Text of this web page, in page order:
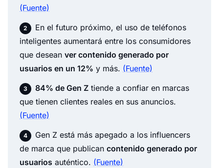
(Fuente)
En el futuro próximo, el uso de teléfonos
inteligentes aumentará entre los consumidores
que desean ver contenido generado por
usuarios en un 12% y más. (Fuente)
84% de Gen Z tiende a confiar en marcas
que tienen clientes reales en sus anuncios.
(Fuente)
Gen Z está más apegado a los influencers
de marca que publican contenido generado por
usuarios auténtico. (Fuente)